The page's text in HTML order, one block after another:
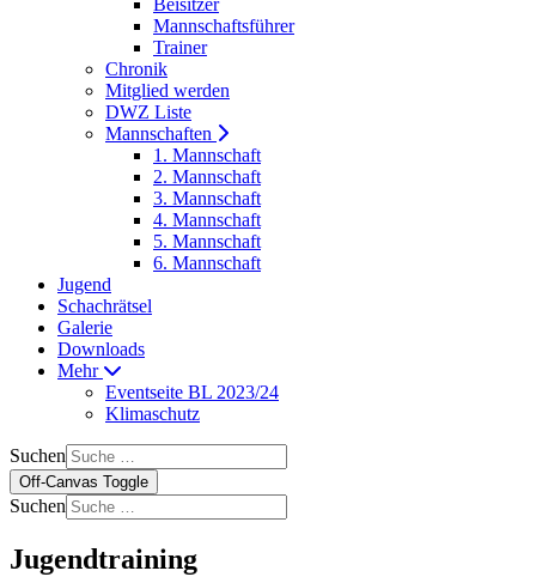
Beisitzer
Mannschaftsführer
Trainer
Chronik
Mitglied werden
DWZ Liste
Mannschaften
1. Mannschaft
2. Mannschaft
3. Mannschaft
4. Mannschaft
5. Mannschaft
6. Mannschaft
Jugend
Schachrätsel
Galerie
Downloads
Mehr
Eventseite BL 2023/24
Klimaschutz
Suchen
Off-Canvas Toggle
Suchen
Jugendtraining